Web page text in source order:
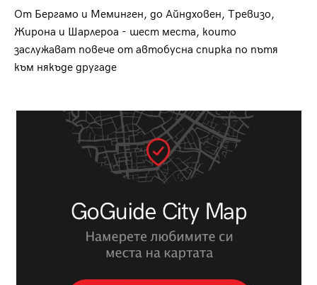
От Бергамо и Меминген, до Айндховен, Тревизо,
Жирона и Шарлероа - шест места, които
заслужават повече от автобусна спирка по пътя
към някъде другаде